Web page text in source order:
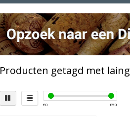
Producten getagd met laing
€0 €50